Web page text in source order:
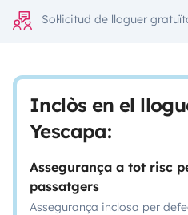
Sol·licitud de lloguer
Inclòs en el
Yescapa:
Assegurança a tot risc
passatgers
Assegurança inclosa per